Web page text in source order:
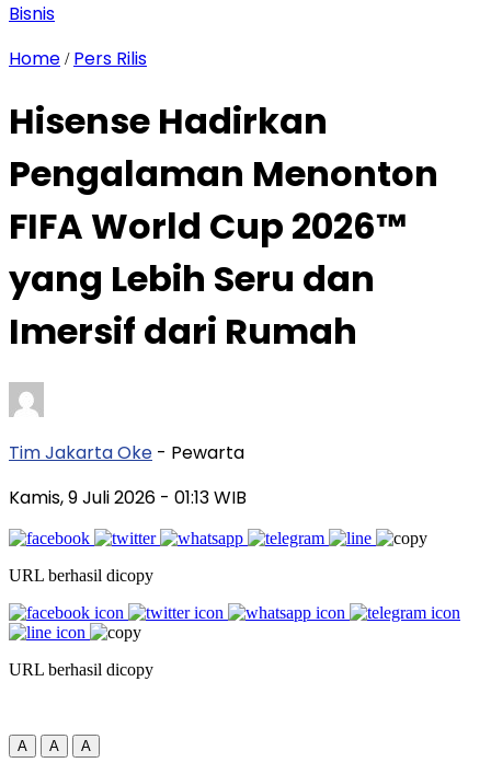
Bisnis
Home / Pers Rilis
Hisense Hadirkan
Pengalaman Menonton
FIFA World Cup 2026™
yang Lebih Seru dan
Imersif dari Rumah
Tim Jakarta Oke - Pewarta
Kamis, 9 Juli 2026 - 01:13 WIB
URL berhasil dicopy
URL berhasil dicopy
A A A